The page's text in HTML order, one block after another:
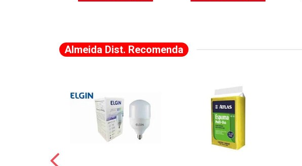
Almeida Dist. Recomenda